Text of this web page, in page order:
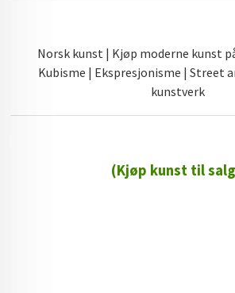
Norsk kunst | Kjøp moderne kunst
Kubisme | Ekspresjonisme | Street
kunstverk
(Kjøp kunst til